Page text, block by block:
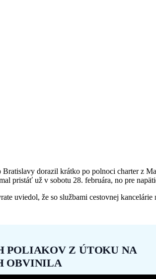
dorazil krátko po polnoci charter z
pristáť už v sobotu 28. februára, no pre
uviedol, že so službami cestovnej kancelárie
POLIAKOV Z ÚTOKU NA
OBVINILA